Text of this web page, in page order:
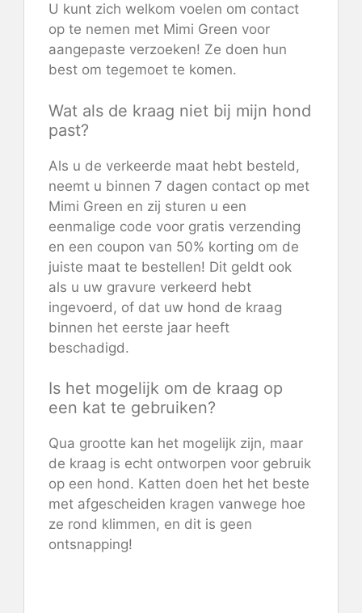
U kunt zich welkom voelen om contact
op te nemen met Mimi Green voor
aangepaste verzoeken! Ze doen hun
best om tegemoet te komen.
Wat als de kraag niet bij mijn hond
past?
Als u de verkeerde maat hebt besteld,
neemt u binnen 7 dagen contact op met
Mimi Green en zij sturen u een
eenmalige code voor gratis verzending
en een coupon van 50% korting om de
juiste maat te bestellen! Dit geldt ook
als u uw gravure verkeerd hebt
ingevoerd, of dat uw hond de kraag
binnen het eerste jaar heeft
beschadigd.
Is het mogelijk om de kraag op
een kat te gebruiken?
Qua grootte kan het mogelijk zijn, maar
de kraag is echt ontworpen voor gebruik
op een hond. Katten doen het het beste
met afgescheiden kragen vanwege hoe
ze rond klimmen, en dit is geen
ontsnapping!